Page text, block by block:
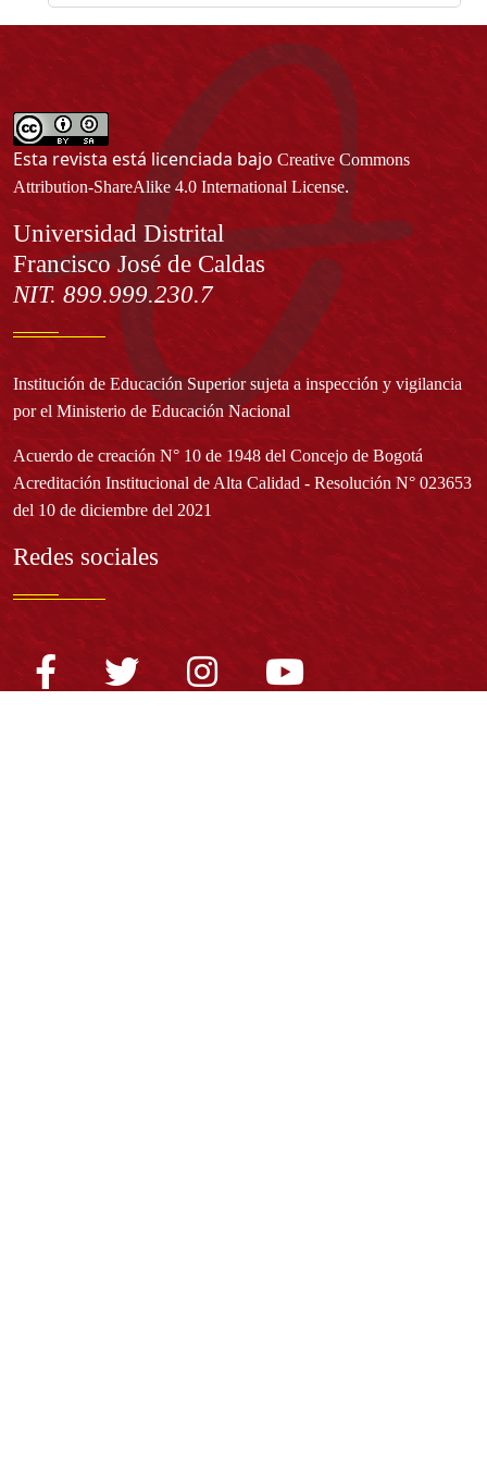
Esta revista está licenciada bajo Creative Commons
Attribution-ShareAlike 4.0 International License.
Información
Universidad Distrital
Francisco José de Caldas
NIT. 899.999.230.7
Institución de Educación Superior sujeta a inspección y vigilancia
por el Ministerio de Educación Nacional
Acuerdo de creación N° 10 de 1948 del Concejo de Bogotá
Acreditación Institucional de Alta Calidad - Resolución N° 023653
del 10 de diciembre del 2021
Redes sociales